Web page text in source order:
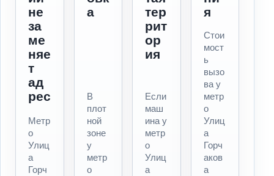
не
за
ме
няе
т
ад
рес
Метр
о
Улиц
а
Горч
а
В
плот
ной
зоне
у
метр
о
тер
рит
ор
ия
Если
маш
ина у
метр
о
Улиц
а
я
Стои
мост
ь
вызо
ва у
метр
о
Улиц
а
Горч
аков
а